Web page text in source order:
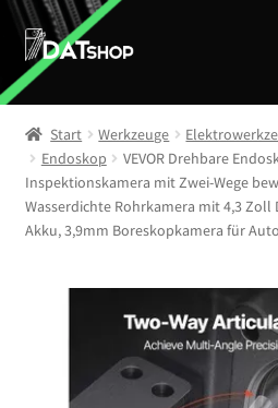
Zur
Navigation
springen
Zum
Inhalt
springen
Home
Shop
Mein Account
Start Werkzeuge
Endoskop
VEVOR Drehbare
Inspektionskamera mit Zwei-Wege
Wasserdichte Rohrkamera mit 4,3 Zoll
Akku, 3,9mm Boreskopkamera für